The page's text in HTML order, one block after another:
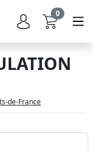
0
de-France